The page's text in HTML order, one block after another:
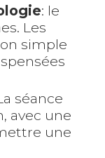
: le
Les
simple
séance
avec une
une